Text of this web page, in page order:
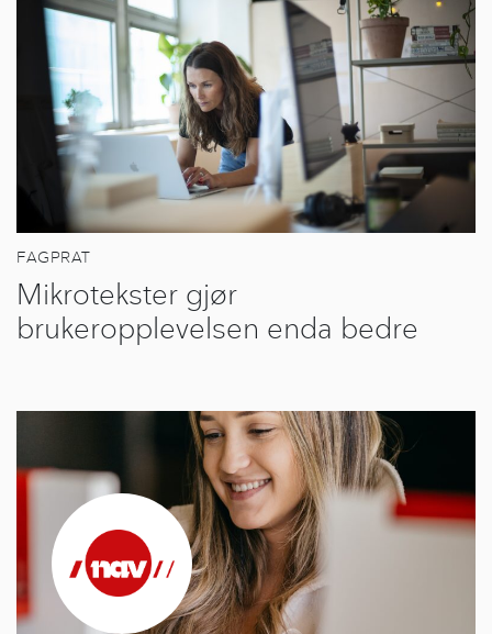
FAGPRAT
Mikrotekster gjør
brukeropplevelsen enda bedre